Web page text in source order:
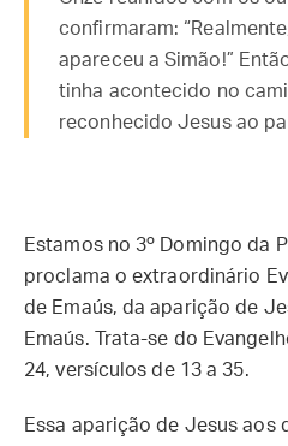
confirmaram:
apareceu a Simão!”
tinha acontecido no
reconhecido Jesus ao
Estamos no 3º Domingo da
proclama o extraordinário
de Emaús, da aparição de
Emaús. Trata-se do
24, versículos de 13 a 35.
Essa aparição de Jesus aos